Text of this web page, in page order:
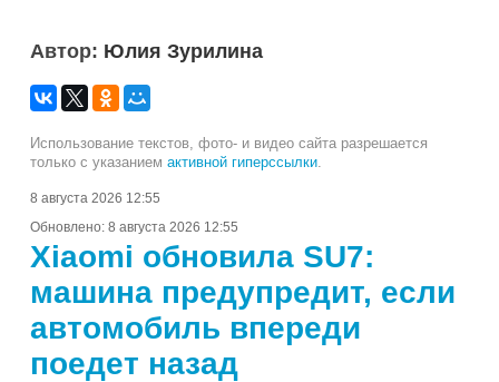
Автор: Юлия Зурилина
Использование текстов, фото- и видео сайта разрешается
только с указанием активной гиперссылки
8 августа 2026 12:55
Обновлено: 8 августа 2026 12:55
Xiaomi обновила SU7:
машина предупредит, если
автомобиль впереди
поедет назад